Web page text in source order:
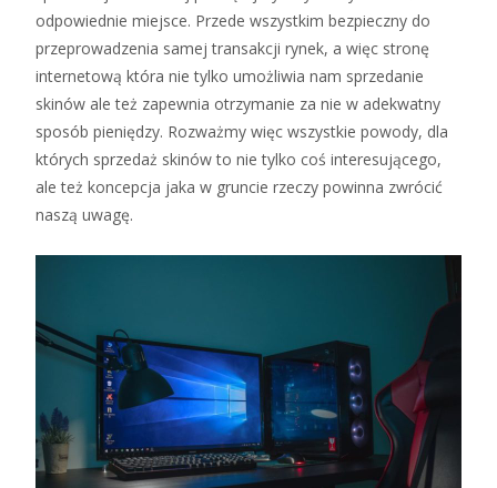
odpowiednie miejsce. Przede wszystkim bezpieczny do
przeprowadzenia samej transakcji rynek, a więc stronę
internetową która nie tylko umożliwia nam sprzedanie
skinów ale też zapewnia otrzymanie za nie w adekwatny
sposób pieniędzy. Rozważmy więc wszystkie powody, dla
których sprzedaż skinów to nie tylko coś interesującego,
ale też koncepcja jaka w gruncie rzeczy powinna zwrócić
naszą uwagę.